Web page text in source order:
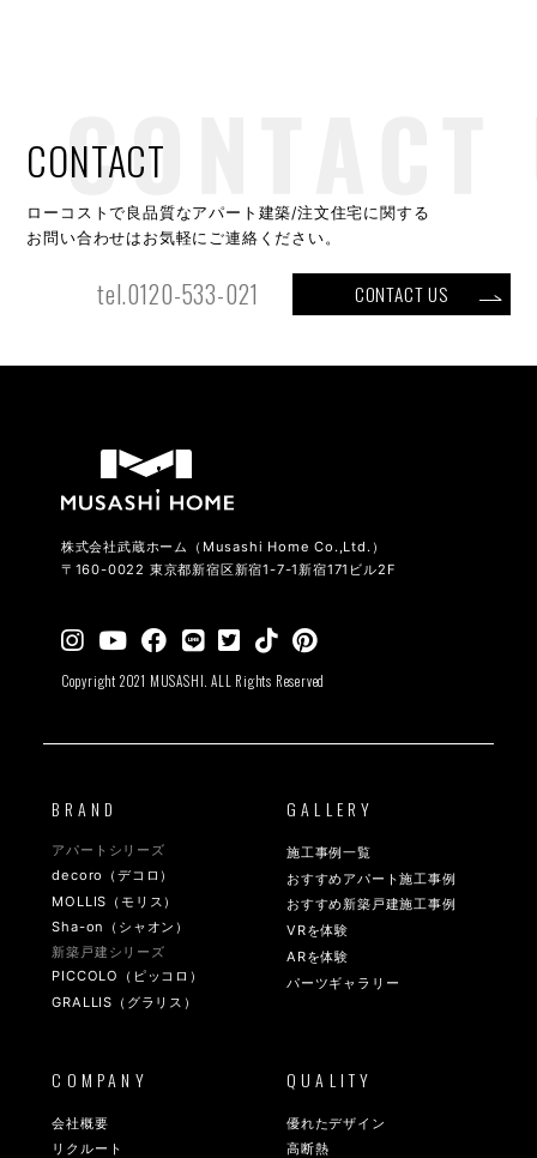
CONTACT
ローコストで良品質なアパート建築/注文住宅に関する
お問い合わせはお気軽にご連絡ください。
tel.0120-533-021 CONTACT US
株式会社武蔵ホーム（Musashi Home Co.,Ltd.）
〒160-0022 東京都新宿区新宿1-7-1新宿171ビル2F
Copyright 2021 MUSASHI. ALL Rights Reserved
BRAND
アパートシリーズ
decoro（デコロ）
MOLLIS（モリス）
Sha-on（シャオン）
新築戸建シリーズ
PICCOLO（ピッコロ）
GRALLIS（グラリス）
GALLERY
施工事例一覧
おすすめアパート施工事例
おすすめ新築戸建施工事例
VRを体験
ARを体験
パーツギャラリー
COMPANY
会社概要
リクルート
QUALITY
優れたデザイン
高断熱